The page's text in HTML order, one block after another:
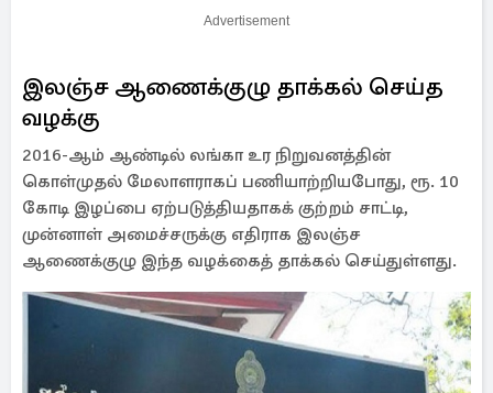
Advertisement
இலஞ்ச ஆணைக்குழு தாக்கல் செய்த
வழக்கு
2016-ஆம் ஆண்டில் லங்கா உர நிறுவனத்தின்
கொள்முதல் மேலாளராகப் பணியாற்றியபோது, ​​ரூ. 10
கோடி இழப்பை ஏற்படுத்தியதாகக் குற்றம் சாட்டி,
முன்னாள் அமைச்சருக்கு எதிராக இலஞ்ச
ஆணைக்குழு இந்த வழக்கைத் தாக்கல் செய்துள்ளது.